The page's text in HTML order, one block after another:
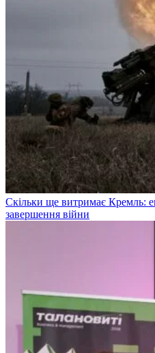
Скільки ще витримає Кремль:
завершення війни